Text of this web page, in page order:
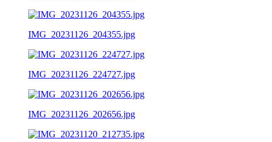
IMG_20231126_204355.jpg
IMG_20231126_224727.jpg
IMG_20231126_202656.jpg